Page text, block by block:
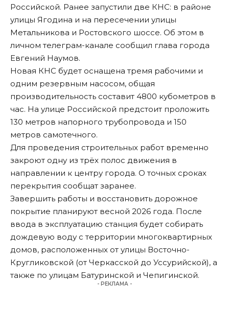
Российской. Ранее запустили две КНС: в районе
улицы Ягодина и на пересечении улицы
Метальникова и Ростовского шоссе. Об этом в
личном телеграм-канале сообщил глава города
Евгений Наумов.
Новая КНС будет оснащена тремя рабочими и
одним резервным насосом, общая
производительность составит 4800 кубометров в
час. На улице Российской предстоит проложить
130 метров напорного трубопровода и 150
метров самотечного.
Для проведения строительных работ временно
закроют одну из трёх полос движения в
направлении к центру города. О точных сроках
перекрытия сообщат заранее.
Завершить работы и восстановить дорожное
покрытие планируют весной 2026 года. После
ввода в эксплуатацию станция будет собирать
дождевую воду с территории многоквартирных
домов, расположенных от улицы Восточно-
Кругликовской (от Черкасской до Уссурийской), а
также по улицам Батуринской и Чепигинской.
- РЕКЛАМА -